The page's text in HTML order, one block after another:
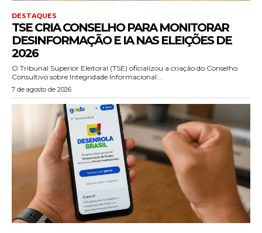
DESTAQUES
TSE CRIA CONSELHO PARA MONITORAR
DESINFORMAÇÃO E IA NAS ELEIÇÕES DE
2026
O Tribunal Superior Eleitoral (TSE) oficializou a criação do Conselho
Consultivo sobre Integridade Informacional...
7 de agosto de 2026